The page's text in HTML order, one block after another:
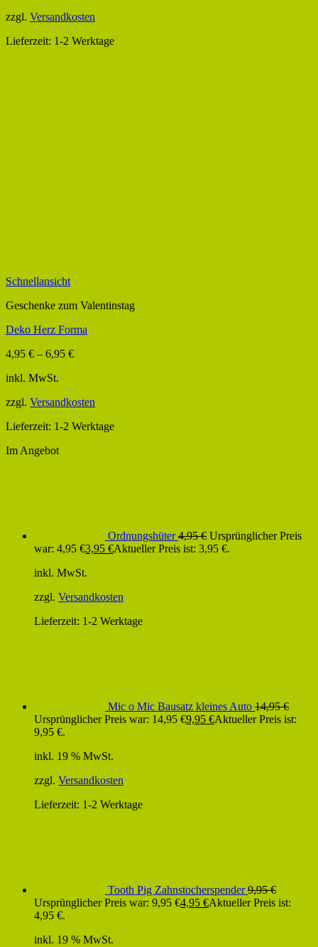
zzgl. Versandkosten
Lieferzeit: 1-2 Werktage
Schnellansicht
Geschenke zum Valentinstag
Deko Herz Forma
4,95 € – 6,95 €
inkl. MwSt.
zzgl. Versandkosten
Lieferzeit: 1-2 Werktage
Im Angebot
Ordnungshüter 4,95€ Ursprünglicher Preis
war: 4,95 €3,95 €Aktueller Preis ist: 3,95 €.
inkl. MwSt.
zzgl. Versandkosten
Lieferzeit: 1-2 Werktage
Mic o Mic Bausatz kleines Auto 14,95€
Ursprünglicher Preis war: 14,95 €9,95 €Aktueller Preis ist:
9,95 €.
inkl. 19 % MwSt.
zzgl. Versandkosten
Lieferzeit: 1-2 Werktage
Tooth Pig Zahnstocherspender 9,95€
Ursprünglicher Preis war: 9,95 €4,95 €Aktueller Preis ist:
4,95 €.
inkl. 19 % MwSt.